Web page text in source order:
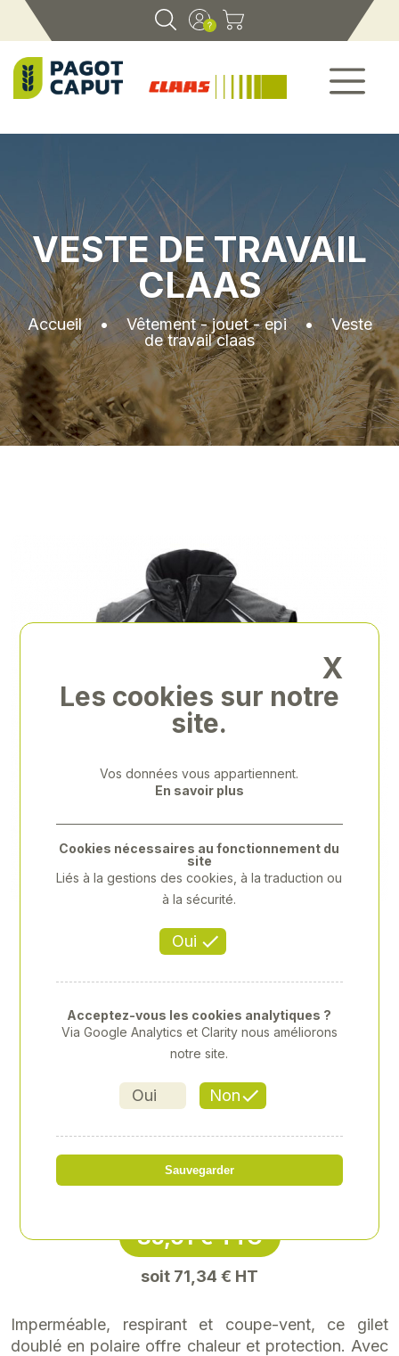
VESTE DE TRAVAIL
CLAAS
Accueil• Vêtement - jouet - epi•Veste
de travail claas
VESTE DE TRAVAIL CLAAS
85,61 € TTC
soit 71,34 € HT
Imperméable, respirant et coupe-vent, ce gilet
doublé en polaire offre chaleur et protection. Avec
X
Les cookies sur notre
site.
Vos données vous appartiennent.
En savoir plus
Oui
Cookies nécessaires au fonctionnement du
site
Liés à la gestions des cookies, à la traduction ou
à la sécurité.
Oui Non
Acceptez-vous les cookies analytiques ?
Via Google Analytics et Clarity nous améliorons
notre site.
Sauvegarder